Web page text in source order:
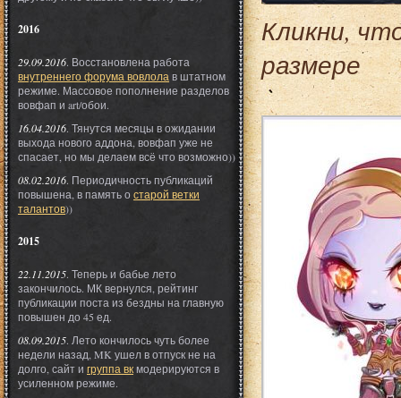
2016
29.09.2016. Восстановлена работа
внутреннего форума вовлола в штатном
режиме. Массовое пополнение разделов
вовфап и art/обои.
16.04.2016. Тянутся месяцы в ожидании
выхода нового аддона, вовфап уже не
спасает, но мы делаем всё что возможно))
08.02.2016. Периодичность публикаций
повышена, в память о старой ветки
талантов))
2015
22.11.2015. Теперь и бабье лето
закончилось. МК вернулся, рейтинг
публикации поста из бездны на главную
повышен до 45 ед.
08.09.2015. Лето кончилось чуть более
недели назад, MK ушел в отпуск не на
долго, сайт и группа вкмодерируются в
усиленном режиме.
Кликни,
размере